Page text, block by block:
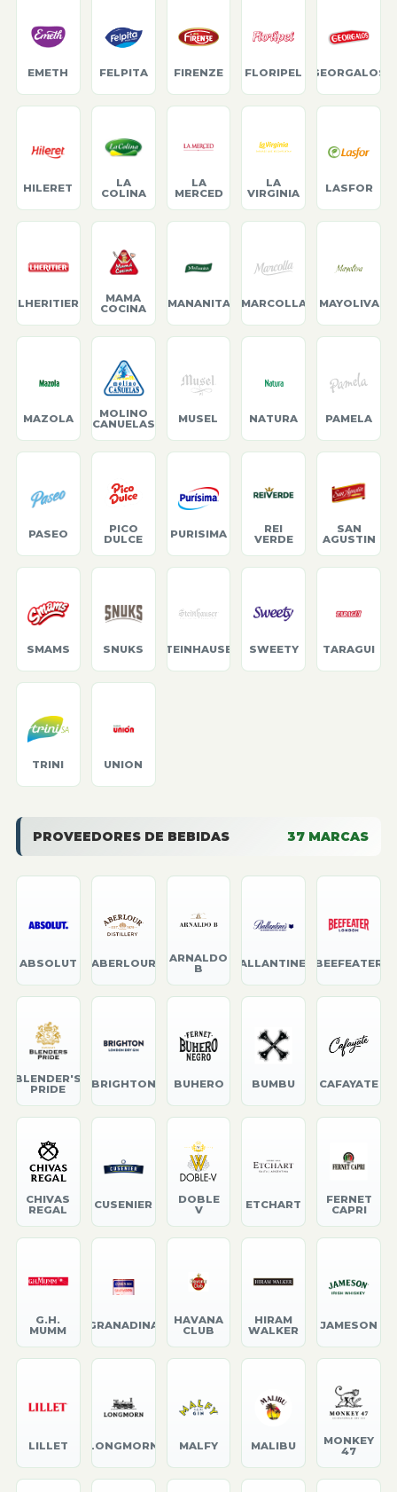
EMETH FELPITA FIRENZE FLORIPEL GEORGALOS
HILERET
LA
COLINA
LA
MERCED
LA
VIRGINIA
LASFOR
LHERITIER
MAMA
COCINA
MANANITA MARCOLLA MAYOLIVA
MAZOLA
MOLINO
CANUELAS
MUSEL NATURA PAMELA
PASEO
PICO
DULCE
PURISIMA
REI
VERDE
SAN
AGUSTIN
SMAMS SNUKS STEINHAUSER SWEETY TARAGUI
TRINI UNION
PROVEEDORES DE BEBIDAS 37 MARCAS
ABSOLUT ABERLOUR
ARNALDO
B
BALLANTINE'S BEEFEATER
BLENDER'S
PRIDE
BRIGHTON BUHERO BUMBU CAFAYATE
CHIVAS
REGAL
CUSENIER
DOBLE
V
ETCHART
FERNET
CAPRI
G.H.
MUMM
GRANADINA
HAVANA
CLUB
HIRAM
WALKER
JAMESON
LILLET LONGMORN MALFY MALIBU
MONKEY
47